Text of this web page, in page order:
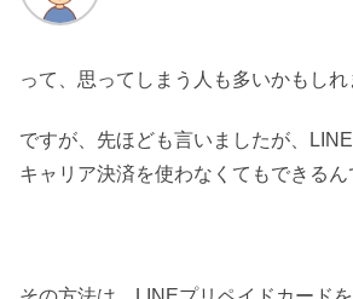
って、思ってしまう人も多いかもしれ
ですが、先ほども言いましたが、
キャリア決済を使わなくてもできるん